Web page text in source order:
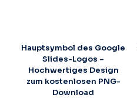
Hauptsymbol des Google
Slides-Logos –
Hochwertiges Design
zum kostenlosen PNG-
Download